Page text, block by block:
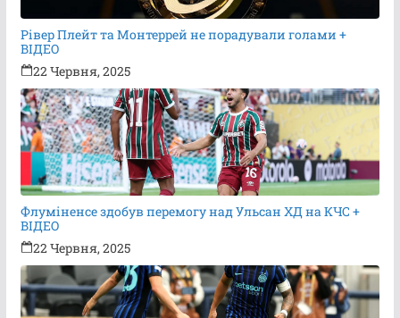
Рівер Плейт та Монтеррей не порадували голами +
ВІДЕО
22 Червня, 2025
Флуміненсе здобув перемогу над Ульсан ХД на КЧС +
ВІДЕО
22 Червня, 2025